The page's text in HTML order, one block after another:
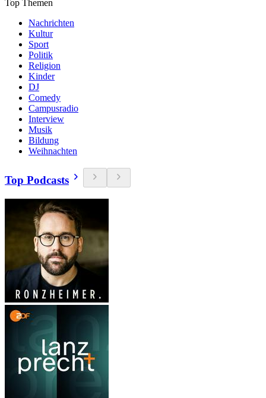
Top Themen
Nachrichten
Kultur
Sport
Politik
Religion
Kinder
DJ
Comedy
Campusradio
Interview
Musik
Bildung
Weihnachten
Top Podcasts